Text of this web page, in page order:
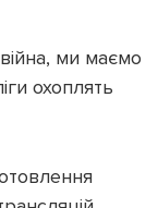
ми маємо
охоплять